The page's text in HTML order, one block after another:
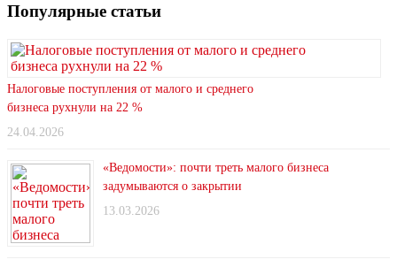
Популярные статьи
Налоговые поступления от малого и среднего
бизнеса рухнули на 22 %
24.04.2026
«Ведомости»: почти треть малого бизнеса
задумываются о закрытии
13.03.2026